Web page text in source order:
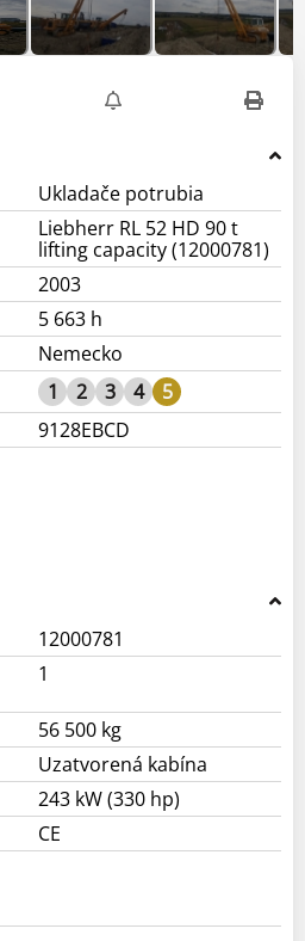
Ukladače potrubia
Liebherr RL 52 HD 90 t
lifting capacity (12000781)
2003
5 663 h
Nemecko
1 2 3 4
5
9128EBCD
12000781
1
56 500 kg
Uzatvorená kabína
243 kW (330 hp)
CE